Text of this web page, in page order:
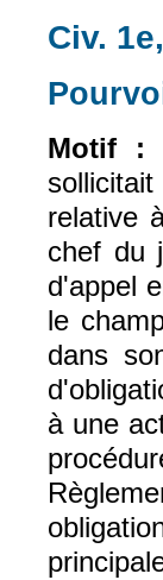
Civ.
Motif :
relative
chef du
d'appel
le
dans
à une